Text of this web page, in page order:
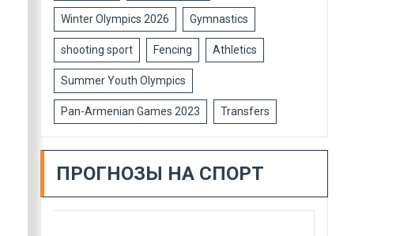
Winter Olympics 2026 Gymnastics
shooting sport Fencing Athletics
Summer Youth Olympics
Pan-Armenian Games 2023 Transfers
ПРОГНОЗЫ НА СПОРТ